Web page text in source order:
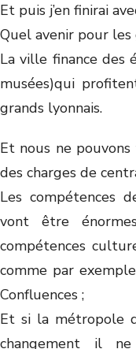
Et puis j’en finirai
Quel avenir pour
La ville finance des
musées)qui
grands lyonnais.
Et nous ne
des charges de
Les compétences
vont être
compétences
comme par
Confluences ;
Et si la métropole
changement il